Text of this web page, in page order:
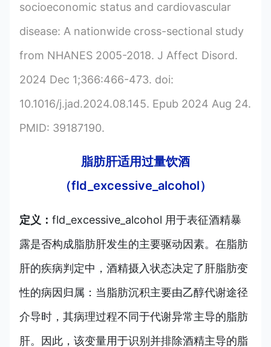
socioeconomic status and cardiovascular
disease: A nationwide cross-sectional study
from NHANES 2005-2018. J Affect Disord.
2024 Dec 1;366:466-473. doi:
10.1016/j.jad.2024.08.145. Epub 2024 Aug 24.
PMID: 39187190.
脂肪肝适用过量饮酒
（fld_excessive_alcohol）
定义： fld_excessive_alcohol 用于表征酒精暴
露是否构成脂肪肝发生的主要驱动因素。在脂肪
肝的疾病判定中，酒精摄入状态决定了肝脂肪变
性的病因归属：当脂肪沉积主要由乙醇代谢途径
介导时，其病理过程不同于代谢异常主导的脂肪
肝。因此，该变量用于识别并排除酒精主导的脂